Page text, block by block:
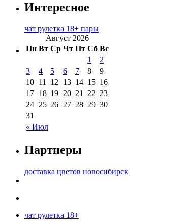
Интересное
чат рулетка 18+ пары
Август 2026
Пн Вт Ср Чт Пт Сб Вс
« Июл
1
2
3
4 5 6 7 8
9
10 11 12 13 14 15 16
17 18 19 20 21 22 23
24 25 26 27 28 29 30
31
Партнеры
доставка цветов новосибирск
чат рулетка 18+